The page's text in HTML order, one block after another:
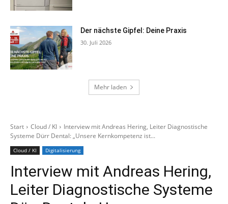
Der nächste Gipfel: Deine Praxis
30. Juli 2026
Mehr laden